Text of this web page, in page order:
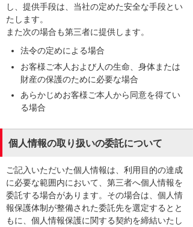
し、提供手段は、当社の定めた安全な手段とい
たします。
また次の場合も第三者に提供します。
法令の定めによる場合
お客様ご本人および人の生命、身体または
財産の保護のために必要な場合
あらかじめお客様ご本人から同意を得てい
る場合
個人情報の取り扱いの委託について
ご記入いただいた個人情報は、利用目的の達成
に必要な範囲内において、第三者へ個人情報を
委託する場合があります。その場合は、個人情
報保護体制が整備された委託先を選定するとと
もに、個人情報保護に関する契約を締結いたし